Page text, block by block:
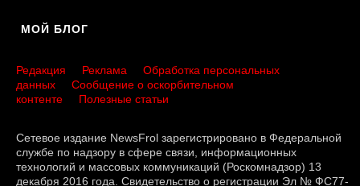
МОЙ БЛОГ
Редакция Реклама
Обработка персональных
данных
Сообщение о оскорбительном
контенте
Полезные статьи
Сетевое издание NewsFrol зарегистрировано в Федеральной
службе по надзору в сфере связи, информационных
технологий и массовых коммуникаций (Роскомнадзор) 13
декабря 2016 года. Свидетельство о регистрации Эл № ФС77-